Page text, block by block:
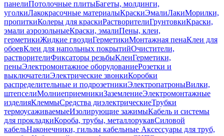
панелиПотолочные плитыБагеты, молдинги,
уголкиЛакокрасочные материалыКраскиЭмалиЛакиМорилки,
пропиткиКолеры для краскиРастворителиГрунтовкиКраски,
эмали аэрозольныеКраски, эмалиПены, клеи,
герметикиЖидкие гвоздиГерметикиМонтажная пенаКлеи для
обоевКлеи для напольных покрытийОчистители,
растворителиФиксаторы резьбыКлеиГерметики,
пеныЭлектромонтажное оборудованиеРозетки и
выключателиЭлектрические звонкиКоробки
распределительные и подрозетникиЭлектропатроныВилки,
штепселиМолниеприемникиЗаземлениеЭлектромонтажные
изделияКлеммыСредства диэлектрическиеТрубки
термоусаживаемыеИзолирующие зажимыКабель и системы
для прокладкиКороба, трубы, металлорукавСиловой
кабельНаконечники, гильзы кабельные Аксессуары для труб,